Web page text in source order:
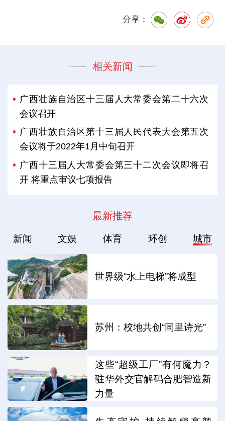
分享：
相关新闻
广西壮族自治区十三届人大常委会第二十六次
会议召开
广西壮族自治区第十三届人民代表大会第五次
会议将于2022年1月中旬召开
广西十三届人大常委会第三十二次会议即将召
开 将重点审议七项报告
最新推荐
新闻 文娱 体育 环创 城市
世界级“水上电梯”将成型
苏州：校地共创“同里诗光”
这些“超级工厂”有何魔力？
驻华外交官解码合肥智造新
力量